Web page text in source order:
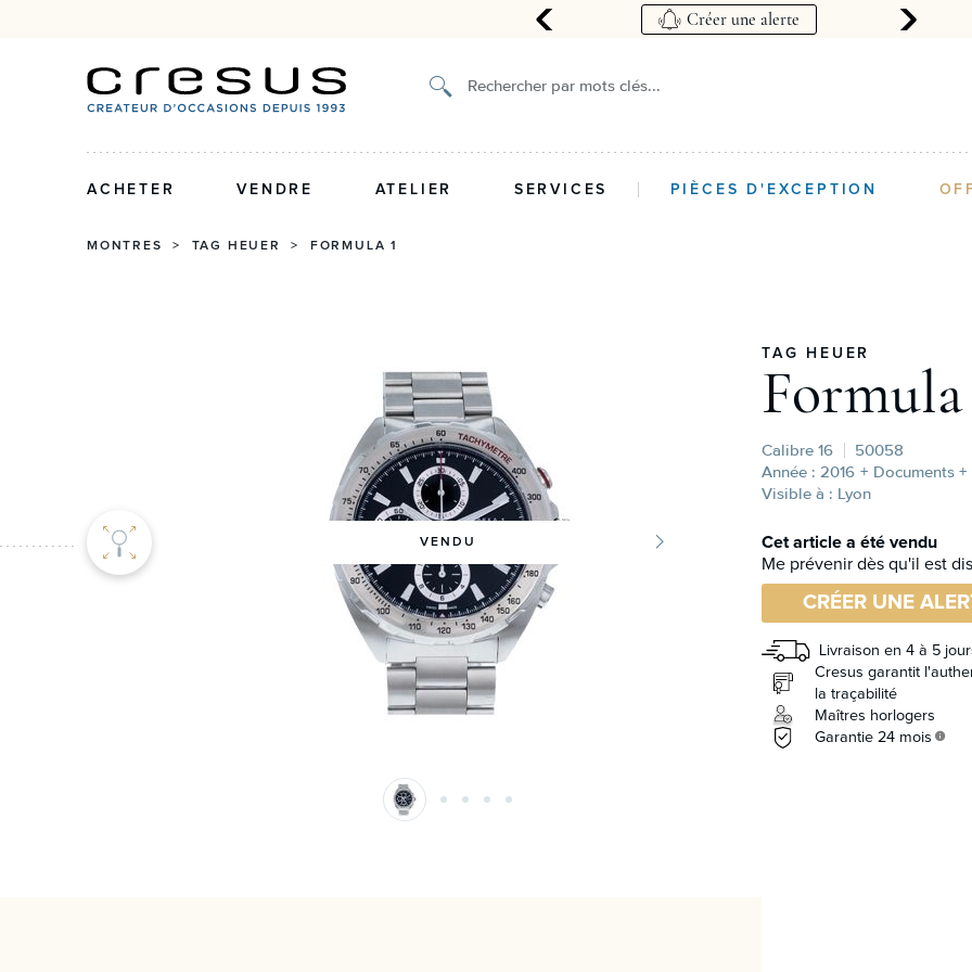
Créer une alerte
Rechercher par mots clés...
ACHETER VENDRE ATELIER SERVICES PIÈCES D'EXCEPTION
MONTRES > TAG HEUER > FORMULA 1
VENDU
TAG HEUER
Formula
Calibre 16
50058
Année : 2016 + Documents +
Visible à : Lyon
Cet article a été vendu
Me prévenir dès qu'il est
CRÉER UNE
Livraison en 4 à 5
Cresus garantit
la traçabilité
Maîtres horlogers
Garantie 24 mois info